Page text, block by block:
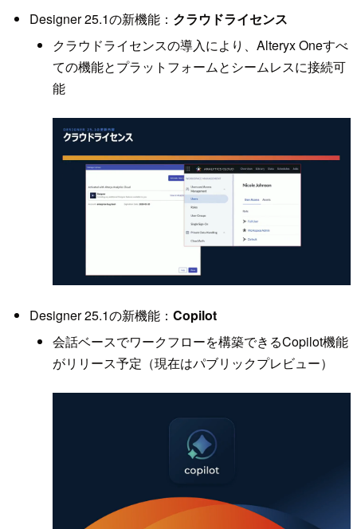
Designer 25.1の新機能： クラウドライセンス
クラウドライセンスの導入により、Alteryx Oneすべ
ての機能とプラットフォームとシームレスに接続可
能
Designer 25.1の新機能： Copilot
会話ベースでワークフローを構築できるCopilot機能
がリリース予定（現在はパブリックプレビュー）